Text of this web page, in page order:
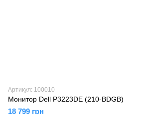
Артикул: 100010
Монитор Dell P3223DE (210-BDGB)
18 799 грн